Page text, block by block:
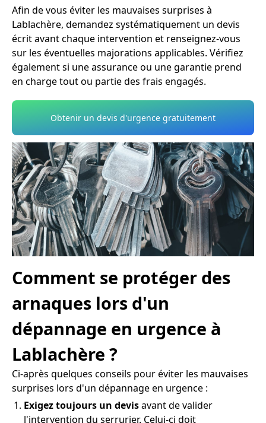
Afin de vous éviter les mauvaises surprises à
Lablachère, demandez systématiquement un devis
écrit avant chaque intervention et renseignez-vous
sur les éventuelles majorations applicables. Vérifiez
également si une assurance ou une garantie prend
en charge tout ou partie des frais engagés.
Obtenir un devis d'urgence gratuitement
Comment se protéger des
arnaques lors d'un
dépannage en urgence à
Lablachère ?
Ci-après quelques conseils pour éviter les mauvaises
surprises lors d'un dépannage en urgence :
Exigez toujours un devisavant de valider
l'intervention du serrurier. Celui-ci doit